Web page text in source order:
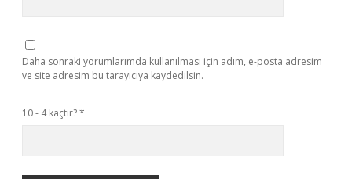
Daha sonraki yorumlarımda kullanılması için adım, e-posta adresim
ve site adresim bu tarayıcıya kaydedilsin.
10 - 4 kaçtır?*